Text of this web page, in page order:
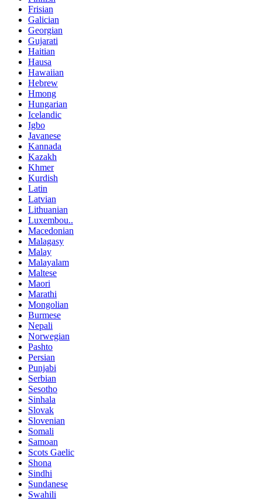
Frisian
Galician
Georgian
Gujarati
Haitian
Hausa
Hawaiian
Hebrew
Hmong
Hungarian
Icelandic
Igbo
Javanese
Kannada
Kazakh
Khmer
Kurdish
Latin
Latvian
Lithuanian
Luxembou..
Macedonian
Malagasy
Malay
Malayalam
Maltese
Maori
Marathi
Mongolian
Burmese
Nepali
Norwegian
Pashto
Persian
Punjabi
Serbian
Sesotho
Sinhala
Slovak
Slovenian
Somali
Samoan
Scots Gaelic
Shona
Sindhi
Sundanese
Swahili